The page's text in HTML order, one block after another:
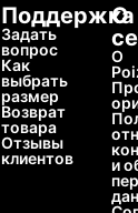
Поддержка
Задать
вопрос
Как
выбрать
размер
Возврат
товара
Отзывы
клиентов
О
О
и